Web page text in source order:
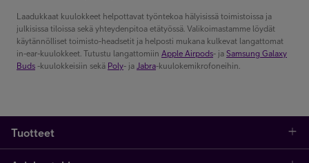
Laadukkaat kuulokkeet helpottavat työntekoa hälyisissä toimistoissa ja
julkisissa tiloissa sekä yhteydenpitoa etätyössä. Valikoimastamme löydät
käytännölliset toimisto-headsetit ja helposti mukana kulkevat langattomat
in-ear-kuulokkeet. Tutustu langattomiin Apple Airpods- ja Samsung Galaxy
Buds -kuulokkeisiin sekä Poly- ja Jabra-kuulokemikrofoneihin.
Tuotteet